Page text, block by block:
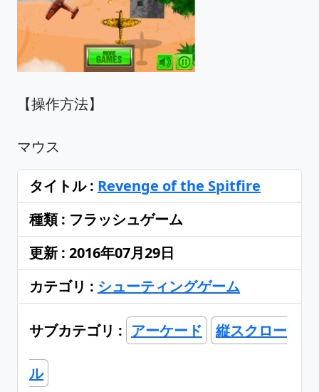
【操作方法】
マウス
タイトル : Revenge of the Spitfire
種類 : フラッシュゲーム
更新 : 2016年07月29日
カテゴリ : シューティングゲーム
サブカテゴリ : アーケード 縦スクロー
ル